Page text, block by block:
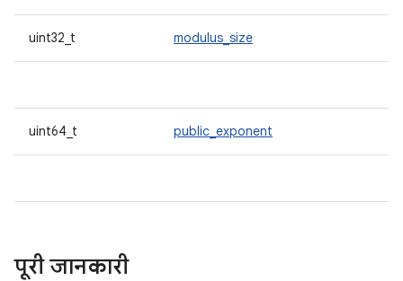
uint32_t modulus_size
uint64_t public_exponent
पूरी जानकारी